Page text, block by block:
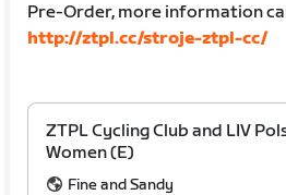
Pre-Order, more information
http://ztpl.cc/stroje-ztpl-cc/
ZTPL Cycling Club and LIV
Women (E)
Fine and Sandy